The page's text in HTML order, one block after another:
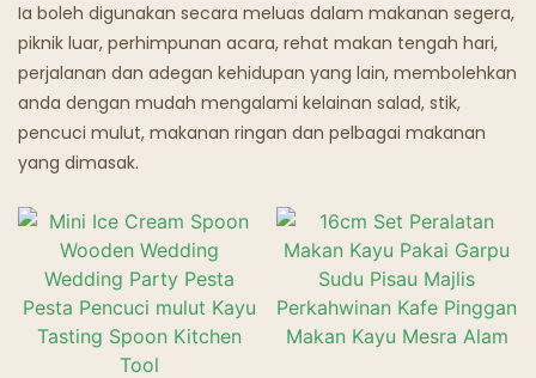
Kedai Roti
Sudu Berminyak
Restoran Hantu
Ia boleh digunakan secara meluas dalam makanan segera,
piknik luar, perhimpunan acara, rehat makan tengah hari,
perjalanan dan adegan kehidupan yang lain, membolehkan
anda dengan mudah mengalami kelainan salad, stik,
pencuci mulut, makanan ringan dan pelbagai makanan
yang dimasak.